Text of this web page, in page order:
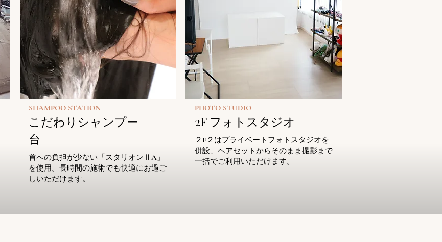
SHAMPOO STATION
こだわりシャンプー
台
首への負担が少ない「スタリオンⅡA」
を使用。長時間の施術でも快適にお過ご
しいただけます。
PHOTO STUDIO
2F フォトスタジオ
２F２はプライベートフォトスタジオを
併設、ヘアセットからそのまま撮影まで
一括でご利用いただけます。